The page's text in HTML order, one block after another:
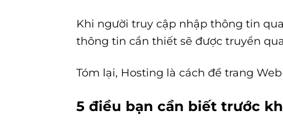
Khi người truy cập nhập thông tin
thông tin cần thiết sẽ được truyền
Tóm lại, Hosting là cách để trang
5 điều bạn cần biết trước